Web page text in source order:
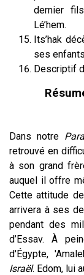
dernier
Lé’hem.
Its’hak
ses
Descriptif
Dans notre
retrouvé en
à son grand
auquel il offre
Cette attitude
arrivera à ses
pendant des
d’Essav. À
d'Égypte,
Israël. Edom, lui